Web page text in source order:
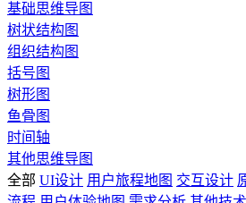
基础思维导图
树状结构图
组织结构图
括号图
树形图
鱼骨图
时间轴
其他思维导图
全部 UI设计 用户旅程地图 交互设计